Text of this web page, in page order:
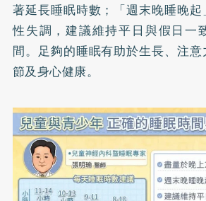
著延長睡眠時數；「週末晚睡晚
性失調，建議維持平日與假日一
間。足夠的睡眠有助於生長、注
節及身心健康。